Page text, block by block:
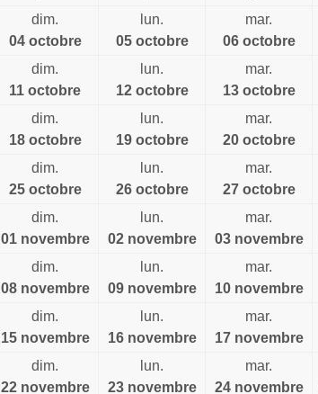
dim.
04 octobre
lun.
05 octobre
mar.
06 octobre
dim.
11 octobre
lun.
12 octobre
mar.
13 octobre
dim.
18 octobre
lun.
19 octobre
mar.
20 octobre
dim.
25 octobre
lun.
26 octobre
mar.
27 octobre
dim.
01 novembre
lun.
02 novembre
mar.
03 novembre
dim.
08 novembre
lun.
09 novembre
mar.
10 novembre
dim.
15 novembre
lun.
16 novembre
mar.
17 novembre
dim.
22 novembre
lun.
23 novembre
mar.
24 novembre